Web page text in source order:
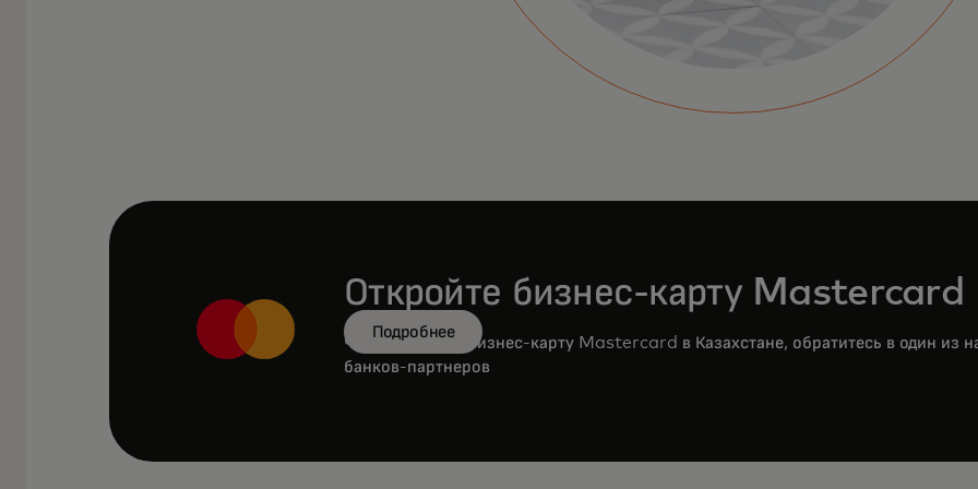
Откройте бизнес-карту Mastercard
Чтобы открыть бизнес-карту Mastercard в Казахстане, обратитесь в один из
банков-партнеров
Подробнее